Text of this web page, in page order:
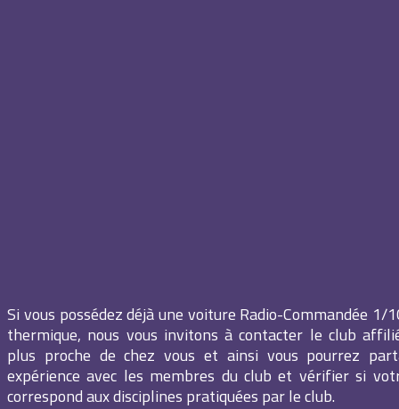
Si vous possédez déjà une voiture Radio-Commandée 1/
thermique, nous vous invitons à contacter le club
plus proche de chez vous et ainsi vous pourrez
expérience avec les membres du club et vérifier si
correspond aux disciplines pratiquées par le club.